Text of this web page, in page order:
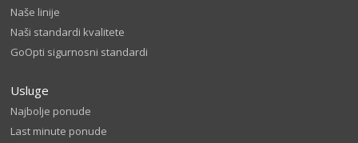
Naše linije
Naši standardi kvalitete
GoOpti sigurnosni standardi
Usluge
Najbolje ponude
Last minute ponude